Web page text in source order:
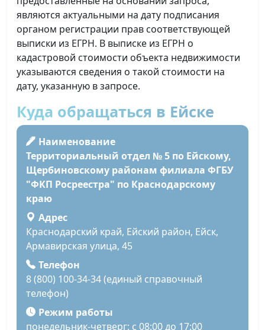
являются актуальными на дату подписания
органом регистрации прав соответствующей
выписки из ЕГРН. В выписке из ЕГРН о
кадастровой стоимости объекта недвижимости
указываются сведения о такой стоимости на
дату, указанную в запросе.
Куда обращаться в Ейске
Наименование
Территориальный отдел № 5 по Ейскому,
Щербиновскому районам филиала ФГБУ
"ФКП Росреестра" по Краснодарскому
краю
Адрес
Краснодарский край, Ейский район, Ейск,
Армавирская улица, 45
Телефон
8 (800) 100-34-34 (единый справочный
телефон)
Режим работы
понедельник-четверг: с 08:00 до 17:00